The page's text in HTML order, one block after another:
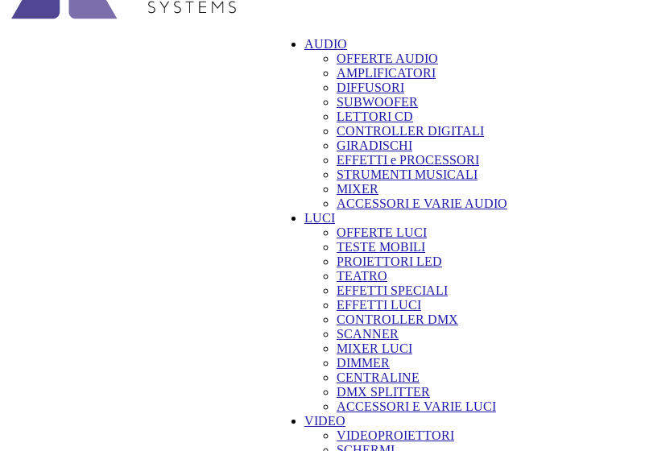
AUDIO
OFFERTE AUDIO
AMPLIFICATORI
DIFFUSORI
SUBWOOFER
LETTORI CD
CONTROLLER DIGITALI
GIRADISCHI
EFFETTI e PROCESSORI
STRUMENTI MUSICALI
MIXER
ACCESSORI E VARIE AUDIO
LUCI
OFFERTE LUCI
TESTE MOBILI
PROIETTORI LED
TEATRO
EFFETTI SPECIALI
EFFETTI LUCI
CONTROLLER DMX
SCANNER
MIXER LUCI
DIMMER
CENTRALINE
DMX SPLITTER
ACCESSORI E VARIE LUCI
VIDEO
VIDEOPROIETTORI